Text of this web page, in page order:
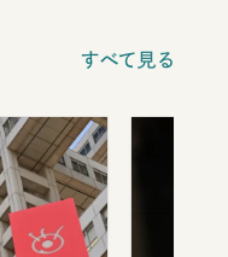
すべて見る